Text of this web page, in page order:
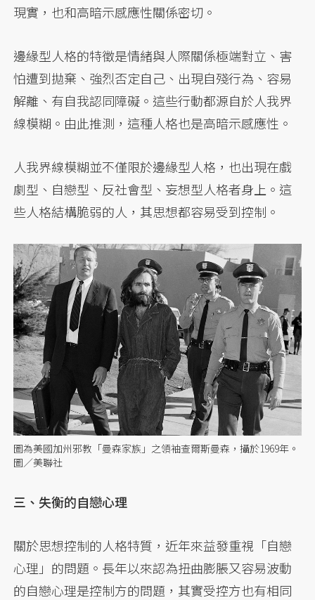
現實，也和高暗示感應性關係密切。
邊緣型人格的特徵是情緒與人際關係極端對立、害
怕遭到拋棄、強烈否定自己、出現自殘行為、容易
解離、有自我認同障礙。這些行動都源自於人我界
線模糊。由此推測，這種人格也是高暗示感應性。
人我界線模糊並不僅限於邊緣型人格，也出現在戲
劇型、自戀型、反社會型、妄想型人格者身上。這
些人格結構脆弱的人，其思想都容易受到控制。
圖為美國加州邪教「曼森家族」之領袖查爾斯曼森，攝於1969年。
圖／美聯社
三、失衡的自戀心理
關於思想控制的人格特質，近年來益發重視「自戀
心理」的問題。長年以來認為扭曲膨脹又容易波動
的自戀心理是控制方的問題，其實受控方也有相同